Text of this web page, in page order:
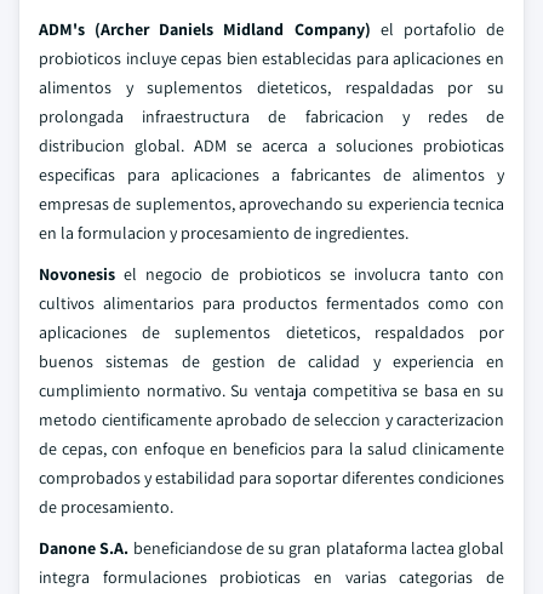
ADM's (Archer Daniels Midland Company) el portafolio de
probioticos incluye cepas bien establecidas para aplicaciones en
alimentos y suplementos dieteticos, respaldadas por su
prolongada infraestructura de fabricacion y redes de
distribucion global. ADM se acerca a soluciones probioticas
especificas para aplicaciones a fabricantes de alimentos y
empresas de suplementos, aprovechando su experiencia tecnica
en la formulacion y procesamiento de ingredientes.
Novonesis el negocio de probioticos se involucra tanto con
cultivos alimentarios para productos fermentados como con
aplicaciones de suplementos dieteticos, respaldados por
buenos sistemas de gestion de calidad y experiencia en
cumplimiento normativo. Su ventaja competitiva se basa en su
metodo cientificamente aprobado de seleccion y caracterizacion
de cepas, con enfoque en beneficios para la salud clinicamente
comprobados y estabilidad para soportar diferentes condiciones
de procesamiento.
Danone S.A. beneficiandose de su gran plataforma lactea global
integra formulaciones probioticas en varias categorias de